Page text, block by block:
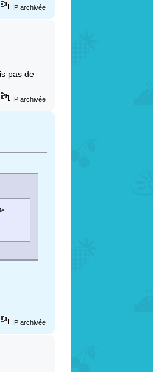
IP archivée
pas de
IP archivée
IP archivée